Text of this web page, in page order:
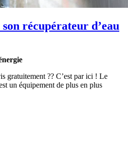
récupérateur d’eau
gratuitement ?? C’est par ici ! Le
un équipement de plus en plus